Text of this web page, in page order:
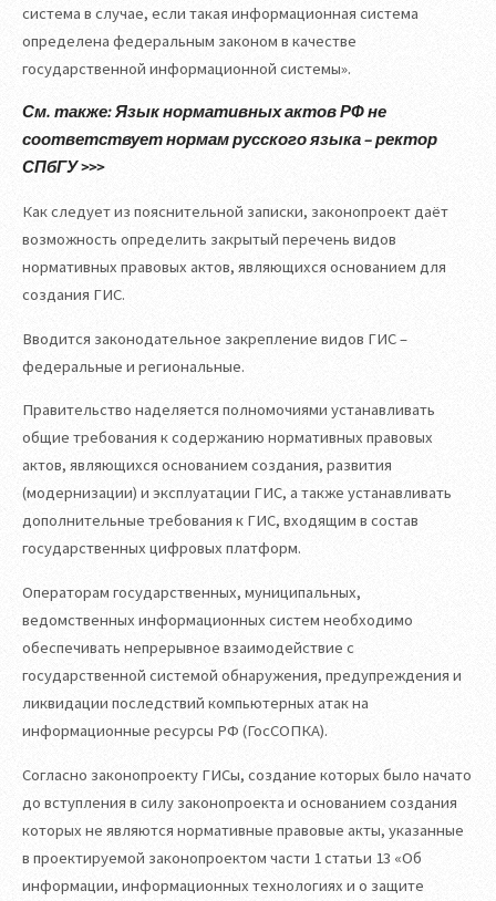
система в случае, если такая информационная система
определена федеральным законом в качестве
государственной информационной системы».
См. также: Язык нормативных актов РФ не
соответствует нормам русского языка – ректор
СПбГУ >>>
Как следует из пояснительной записки, законопроект даёт
возможность определить закрытый перечень видов
нормативных правовых актов, являющихся основанием для
создания ГИС.
Вводится законодательное закрепление видов ГИС –
федеральные и региональные.
Правительство наделяется полномочиями устанавливать
общие требования к содержанию нормативных правовых
актов, являющихся основанием создания, развития
(модернизации) и эксплуатации ГИС, а также устанавливать
дополнительные требования к ГИС, входящим в состав
государственных цифровых платформ.
Операторам государственных, муниципальных,
ведомственных информационных систем необходимо
обеспечивать непрерывное взаимодействие с
государственной системой обнаружения, предупреждения и
ликвидации последствий компьютерных атак на
информационные ресурсы РФ (ГосСОПКА).
Согласно законопроекту ГИСы, создание которых было начато
до вступления в силу законопроекта и основанием создания
которых не являются нормативные правовые акты, указанные
в проектируемой законопроектом части 1 статьи 13 «Об
информации, информационных технологиях и о защите